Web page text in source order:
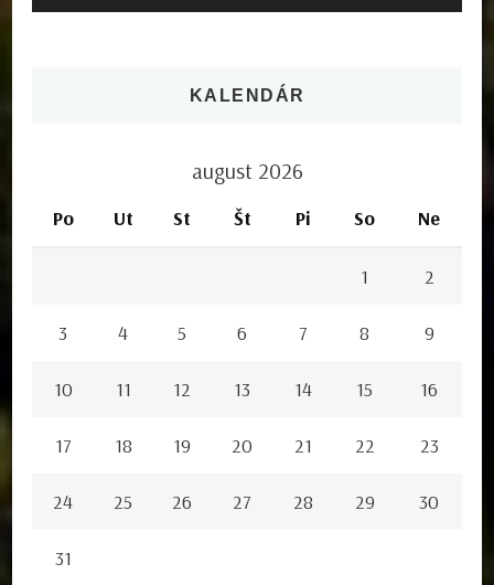
KALENDÁR
august 2026
Po Ut St Št Pi So Ne
1 2
3 4 5 6 7 8 9
10 11 12 13 14 15 16
17 18 19 20 21 22 23
24 25 26 27 28 29 30
31